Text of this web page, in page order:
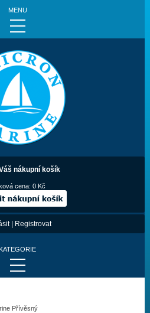
MENU
nákupní košík
cena:0 Kč
| Registrovat
KATEGORIE
Přívěsný